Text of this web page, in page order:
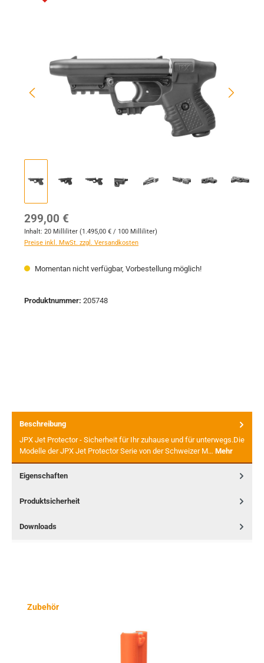
Regulärer Preis:
299,00 €
Inhalt: 20 Milliliter (1.495,00 € / 100 Milliliter)
Preise inkl. MwSt. zzgl. Versandkosten
Momentan nicht verfügbar, Vorbestellung möglich!
Produktnummer: 205748
Beschreibung
JPX Jet Protector - Sicherheit für Ihr zuhause und für unterwegs.Die
Modelle der JPX Jet Protector Serie von der Schweizer M… Mehr
Eigenschaften
Produktsicherheit
Downloads
Produktgalerie überspringen
Zubehör